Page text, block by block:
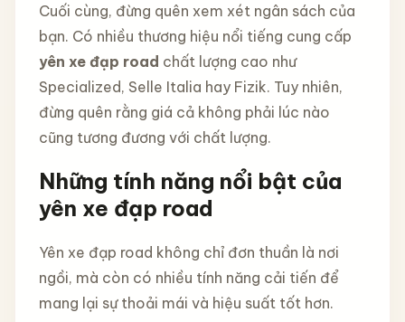
Cuối cùng, đừng quên xem xét ngân sách của
bạn. Có nhiều thương hiệu nổi tiếng cung cấp
yên xe đạp road chất lượng cao như
Specialized, Selle Italia hay Fizik. Tuy nhiên,
đừng quên rằng giá cả không phải lúc nào
cũng tương đương với chất lượng.
Những tính năng nổi bật của
yên xe đạp road
Yên xe đạp road không chỉ đơn thuần là nơi
ngồi, mà còn có nhiều tính năng cải tiến để
mang lại sự thoải mái và hiệu suất tốt hơn.